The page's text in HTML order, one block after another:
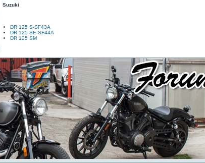
Suzuki
DR 125 S-SF43A
DR 125 SE-SF44A
DR 125 SM